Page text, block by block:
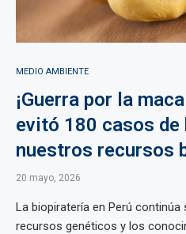
MEDIO AMBIENTE
¡Guerra por la
evitó 180 casos
nuestros recursos
20 mayo, 2026
La biopiratería en Perú
recursos genéticos y los